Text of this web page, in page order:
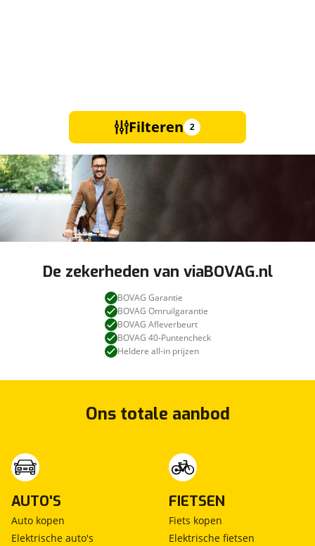
Filteren 2
De zekerheden van viaBOVAG.nl
BOVAG Garantie
BOVAG Omruilgarantie
BOVAG Afleverbeurt
BOVAG 40-Puntencheck
Heldere all-in prijzen
Ons totale aanbod
AUTO'S
Auto kopen
Elektrische auto's
FIETSEN
Fiets kopen
Elektrische fietsen